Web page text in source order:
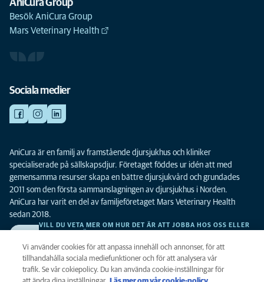
AniCura Group
Besök AniCura Group
Mars Veterinary Health
Sociala medier
AniCura är en familj av framstående djursjukhus och kliniker
specialiserade på sällskapsdjur. Företaget föddes ur idén att med
gemensamma resurser skapa en bättre djursjukvård och grundades
2011 som den första sammanslagningen av djursjukhus i Norden.
AniCura har varit en del av familjeföretaget Mars Veterinary Health
sedan 2018.
VILL DU VETA MER OM HUR DET ÄR ATT JOBBA HOS OSS ELLER
Vi använder cookies för att anpassa innehåll och annonser, för att
tillhandahålla sociala mediefunktioner och för att analysera vår
trafik. Se vår cokiepolicy. Du kan använda cookie-inställningar för